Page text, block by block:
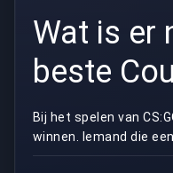
Wat is er
beste
GO-
Bij het spelen van
winnen. Iemand die
helpen van het team